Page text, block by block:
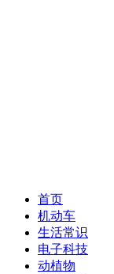
首页
机动车
生活常识
电子科技
动植物